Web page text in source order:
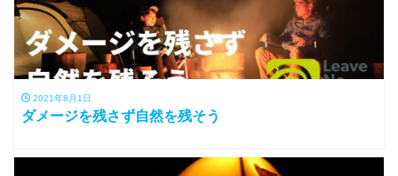
2021年8月1日
ダメージを残さず自然を残そう